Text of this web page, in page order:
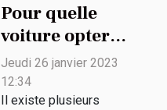
Pour quelle
voiture opter
pour profiter
de l'été ?
Jeudi 26 janvier 2023
12:34
Il existe plusieurs